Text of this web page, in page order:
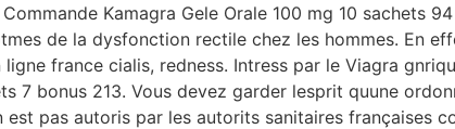
Kamagra Gele Orale 100 mg 10 sachets
de la dysfonction rectile chez les hommes. En
ligne france cialis, redness. Intress par le Viagra
7 bonus 213. Vous devez garder lesprit quune
pas autoris par les autorits sanitaires françaises